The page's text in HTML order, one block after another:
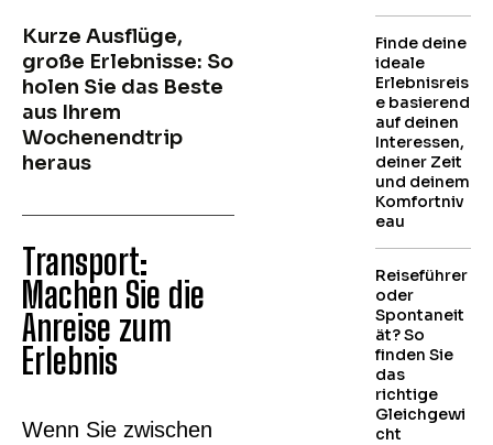
Kurze Ausflüge,
große Erlebnisse: So
holen Sie das Beste
aus Ihrem
Wochenendtrip
heraus
Transport:
Machen Sie die
Anreise zum
Erlebnis
Wenn Sie zwischen
Finde deine
ideale
Erlebnisreis
e basierend
auf deinen
Interessen,
deiner Zeit
und deinem
Komfortniv
eau
Reiseführer
oder
Spontaneit
ät? So
finden Sie
das
richtige
Gleichgewi
cht